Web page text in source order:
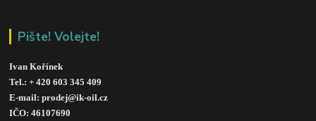
Pište! Volejte!
Ivan Kořínek
Tel.: + 420 603 345 409
E-mail: prodej@ik-oil.cz
IČO: 46107690